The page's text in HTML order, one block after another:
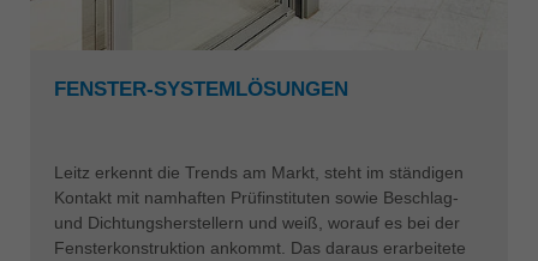
FENSTER-SYSTEMLÖSUNGEN
Leitz erkennt die Trends am Markt, steht im ständigen
Kontakt mit namhaften Prüfinstituten sowie Beschlag-
und Dichtungsherstellern und weiß, worauf es bei der
Fensterkonstruktion ankommt. Das daraus erarbeitete